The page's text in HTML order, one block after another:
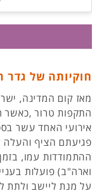
חוקיותה של גדר
מאז קום המדינה,
התקפות טרור ,כאשר
אירועי האחד עשר
פגיעתם הציף והעלה
ההתמודדות עמו,
וארה"ב) פועלות
על מנת ליישב ולתת